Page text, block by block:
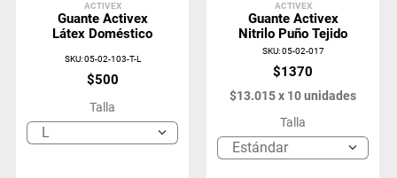
ACTIVEX
Guante Activex
Látex Doméstico
SKU:05-02-103-T-L
$500
Talla
L
ACTIVEX
Guante Activex
Nitrilo Puño Tejido
SKU:05-02-017
$1370
$13.015x 10unidades
Talla
Estándar